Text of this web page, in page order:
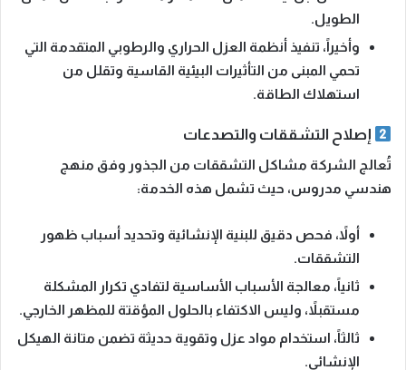
الطويل.
وأخيراً، تنفيذ أنظمة العزل الحراري والرطوبي المتقدمة التي
تحمي المبنى من التأثيرات البيئية القاسية وتقلل من
استهلاك الطاقة.
إصلاح التشققات والتصدعات
تُعالج الشركة مشاكل التشققات من الجذور وفق منهج
هندسي مدروس، حيث تشمل هذه الخدمة:
أولاً، فحص دقيق للبنية الإنشائية وتحديد أسباب ظهور
التشققات.
ثانياً، معالجة الأسباب الأساسية لتفادي تكرار المشكلة
مستقبلاً، وليس الاكتفاء بالحلول المؤقتة للمظهر الخارجي.
ثالثاً، استخدام مواد عزل وتقوية حديثة تضمن متانة الهيكل
الإنشائي.